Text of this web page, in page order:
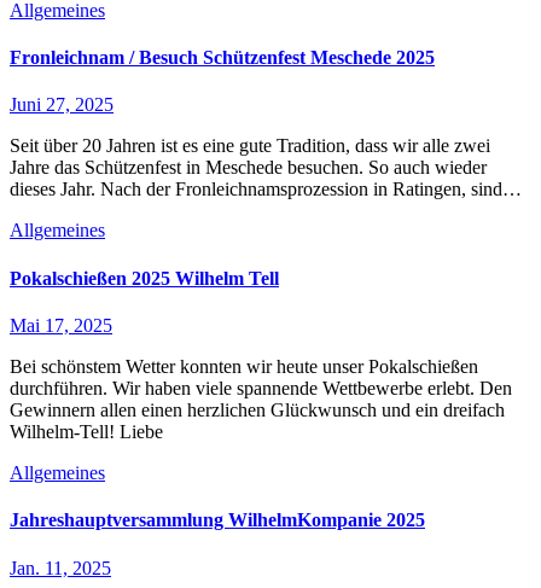
Allgemeines
Fronleichnam / Besuch Schützenfest Meschede 2025
Juni 27, 2025
Seit über 20 Jahren ist es eine gute Tradition, dass wir alle zwei
Jahre das Schützenfest in Meschede besuchen. So auch wieder
dieses Jahr. Nach der Fronleichnamsprozession in Ratingen, sind…
Allgemeines
Pokalschießen 2025 Wilhelm Tell
Mai 17, 2025
Bei schönstem Wetter konnten wir heute unser Pokalschießen
durchführen. Wir haben viele spannende Wettbewerbe erlebt. Den
Gewinnern allen einen herzlichen Glückwunsch und ein dreifach
Wilhelm-Tell! Liebe
Allgemeines
Jahreshauptversammlung WilhelmKompanie 2025
Jan. 11, 2025